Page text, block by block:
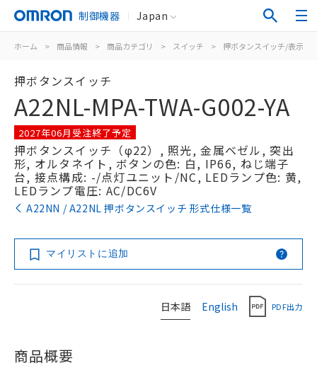
制御機器 Japan
ホーム > 商品情報 > 商品カテゴリ > スイッチ > 押ボタンスイッチ/表示灯
押ボタンスイッチ
A22NL-MPA-TWA-G002-YA
2027年06月受注終了予定
押ボタンスイッチ（φ22）, 照光, 金属ベゼル, 突出
形, オルタネイト, ボタンの色: 白, IP66, ねじ端子
台, 接点構成: -/点灯ユニット/NC, LEDランプ色: 黄,
LEDランプ電圧: AC/DC6V
A22NN / A22NL 押ボタンスイッチ 形式仕様一覧
マイリストに追加
日本語 English PDF出力
商品概要